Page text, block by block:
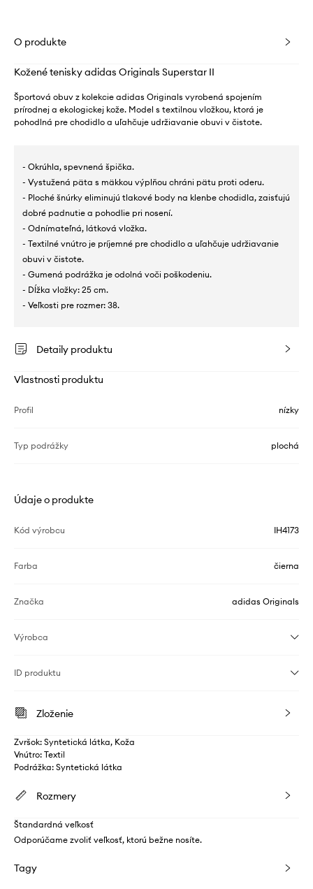
O produkte
Kožené tenisky adidas Originals Superstar II
Športová obuv z kolekcie adidas Originals vyrobená spojením
prírodnej a ekologickej kože. Model s textilnou vložkou, ktorá je
pohodlná pre chodidlo a uľahčuje udržiavanie obuvi v čistote.
- Okrúhla, spevnená špička.
- Vystužená päta s mäkkou výplňou chráni pätu proti oderu.
- Ploché šnúrky eliminujú tlakové body na klenbe chodidla, zaisťujú
dobré padnutie a pohodlie pri nosení.
- Odnímateľná, látková vložka.
- Textilné vnútro je príjemné pre chodidlo a uľahčuje udržiavanie
obuvi v čistote.
- Gumená podrážka je odolná voči poškodeniu.
- Dĺžka vložky: 25 cm.
- Veľkosti pre rozmer: 38.
Detaily produktu
Vlastnosti produktu
Profil nízky
Typ podrážky plochá
Údaje o produkte
Kód výrobcu IH4173
Farba čierna
Značka adidas Originals
Výrobca
ID produktu
Zloženie
Zvršok: Syntetická látka, Koža
Vnútro: Textil
Podrážka: Syntetická látka
Rozmery
Štandardná veľkosť
Odporúčame zvoliť veľkosť, ktorú bežne nosíte.
Tagy